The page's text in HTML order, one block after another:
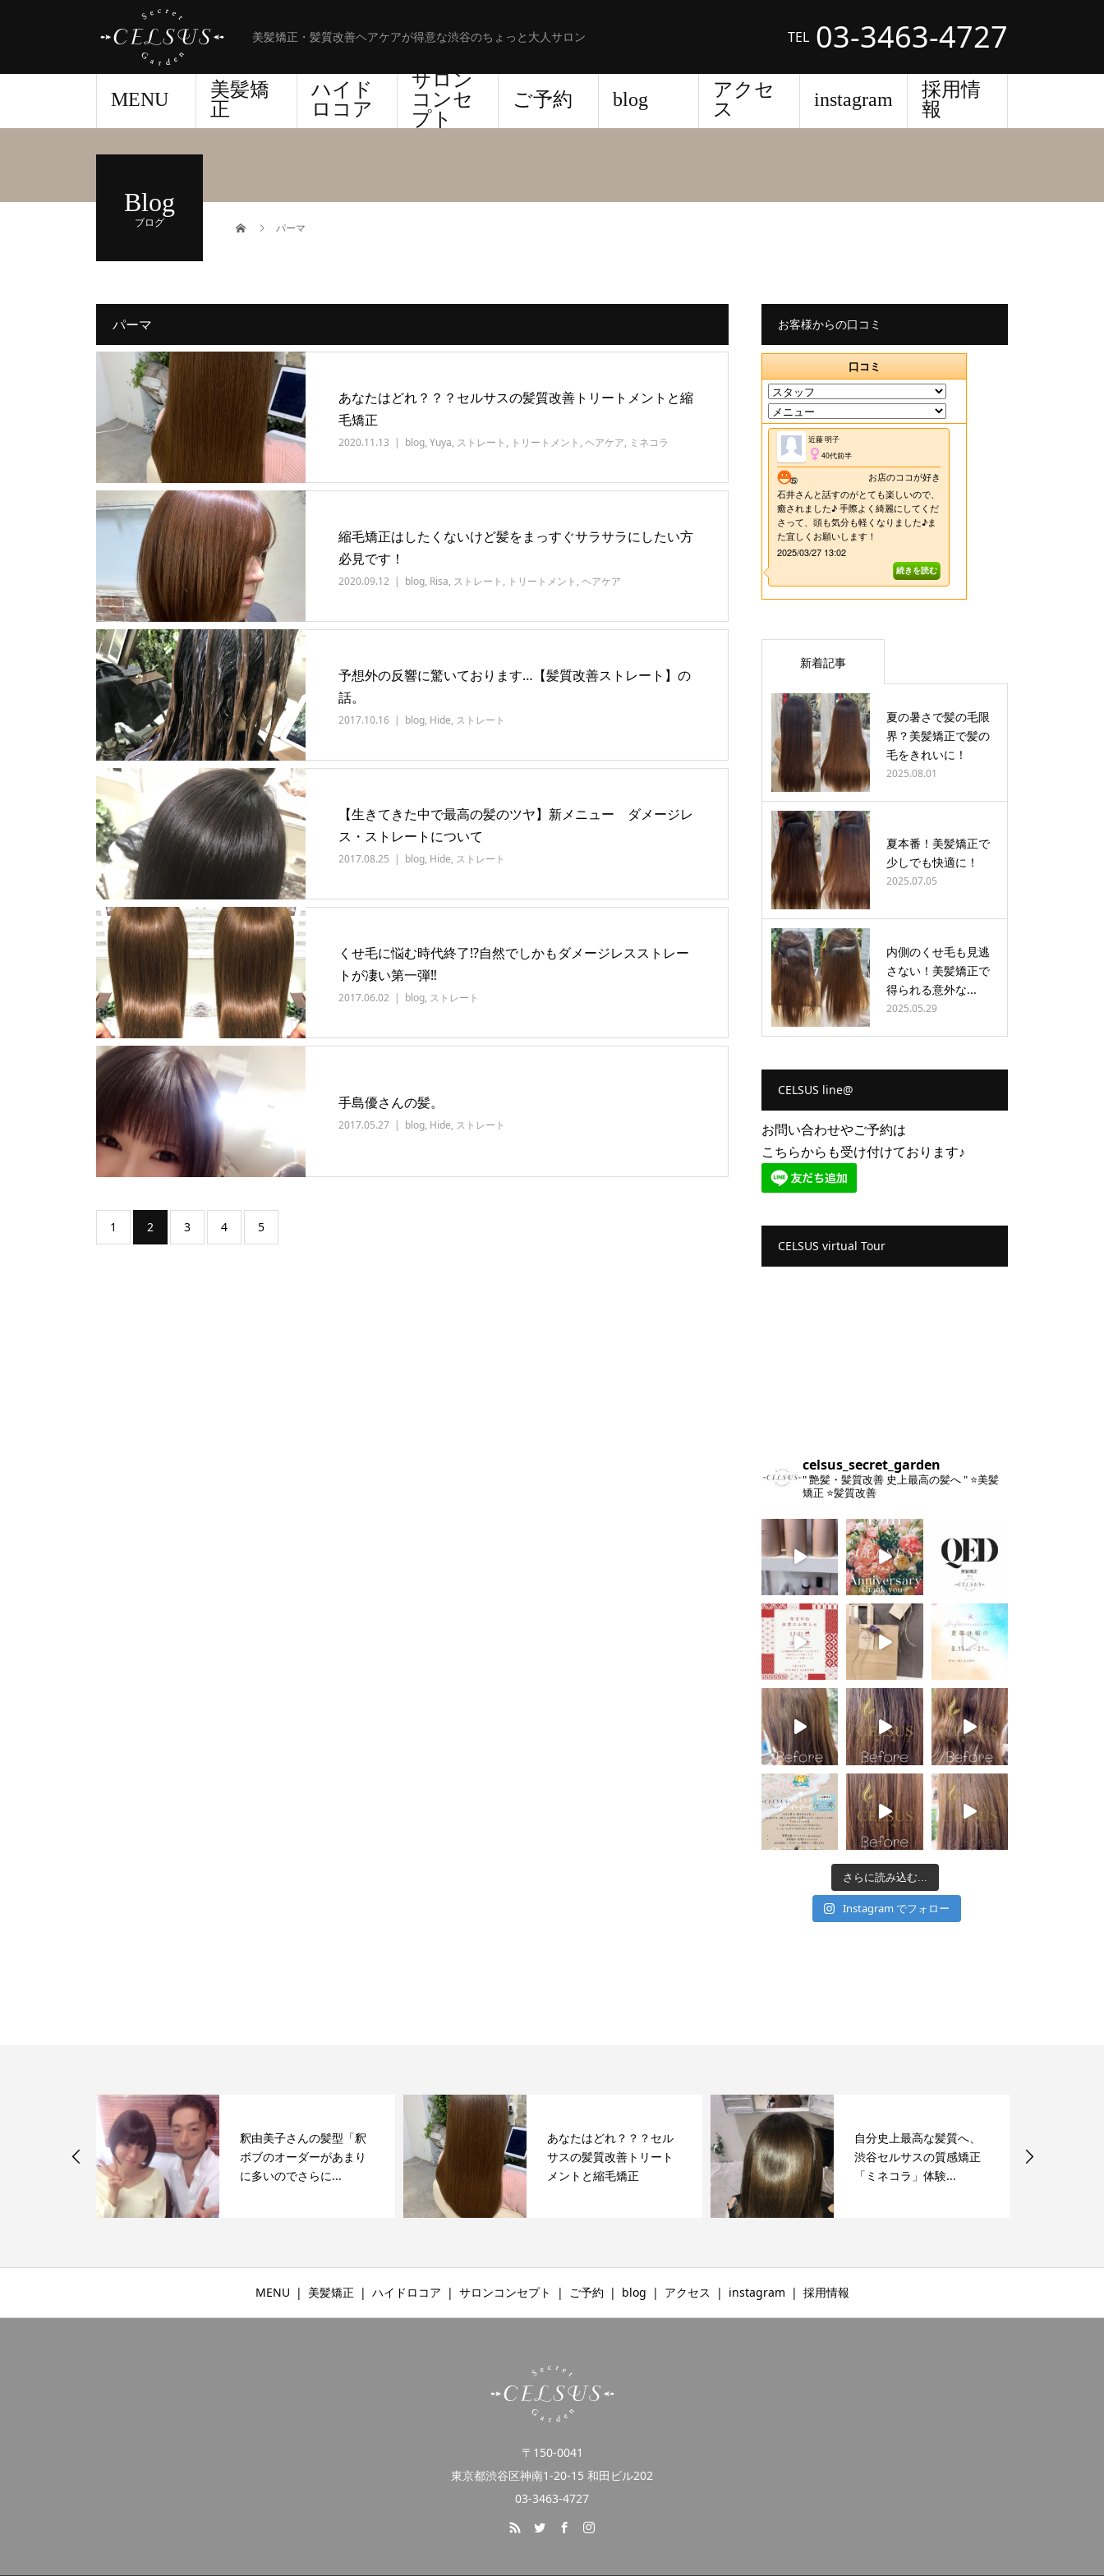
美髪矯正・髪質改善ヘアケアが得意な渋谷のちょっと大人サロン TEL 03-3463-4727
MENU
美髪矯
正
ハイド
ロコア
サロン
コンセ
プト
ご予約 blog
アクセ
ス
instagram
採用情
報
Blog
ブログ パーマ
パーマ
あなたはどれ？？？セルサスの髪質改善トリートメントと縮
毛矯正
2020.11.13 blog, Yuya, ストレート , トリートメント , ヘアケア, ミネコラ
縮毛矯正はしたくないけど髪をまっすぐサラサラにしたい方
必見です！
2020.09.12 blog, Risa, ストレート , トリートメント , ヘアケア
予想外の反響に驚いております…【髪質改善ストレート】の
話。
2017.10.16 blog, Hide, ストレート
【生きてきた中で最高の髪のツヤ】新メニュー ダメージレ
ス・ストレートについて
2017.08.25 blog, Hide, ストレート
くせ毛に悩む時代終了⁉️自然でしかもダメージレスストレー
トが凄い第一弾‼️
2017.06.02 blog, ストレート
手島優さんの髪。
2017.05.27 blog, Hide, ストレート
1 2 3 4 5
お客様からの口コミ
新着記事
夏の暑さで髪の毛限
界？美髪矯正で髪の
毛をきれいに！
2025.08.01
夏本番！美髪矯正で
少しでも快適に！
2025.07.05
内側のくせ毛も見逃
さない！美髪矯正で
得られる意外な...
2025.05.29
CELSUS line@
お問い合わせやご予約は
こちらからも受け付けております♪
CELSUS virtual Tour
celsus_secret_garden
" 艶髪・髪質改善 史上最高の髪へ " ⭐️美髪
矯正 ⭐️髪質改善
さらに読み込む...
Instagram でフォロー
釈由美子さんの髪型「釈
ボブのオーダーがあまり
に多いのでさらに...
あなたはどれ？？？セル
サスの髪質改善トリート
メントと縮毛矯正
自分史上最高な髪質へ、
渋谷セルサスの質感矯正
「ミネコラ」体験...
MENU 美髪矯正 ハイドロコア サロンコンセプト ご予約 blog アクセス instagram 採用情報
〒150-0041
東京都渋谷区神南1-20-15 和田ビル202
03-3463-4727